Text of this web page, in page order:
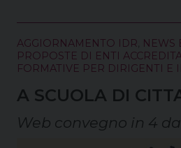
AGGIORNAMENTO IDR NEWS
PROPOSTE DI ENTI
FORMATIVE PER DIRIGENTI E
A SCUOLA DI
Web convegno in 4